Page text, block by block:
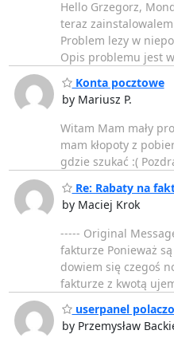
Hello Grzegorz,
teraz
Problem lezy w
Opis problemu jest
Konta pocztowe
by Mariusz P.
Witam Mam mały
mam kłopoty z
gdzie szukać :(
Re: Rabaty na
by Maciej Krok
----- Original
fakturze Ponieważ
dowiem się czegoś
fakturze z kwotą
userpanel
by Przemysław